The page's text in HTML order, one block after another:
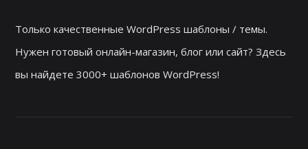
Только качественные WordPress шаблоны / темы.
Нужен готовый онлайн-магазин, блог или сайт? Здесь
вы найдете 3000+ шаблонов WordPress!